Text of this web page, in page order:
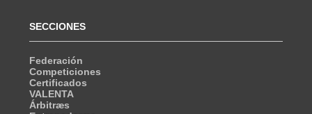
SECCIONES
Federación
Competiciones
Certificados
VALENTA
Árbitræs